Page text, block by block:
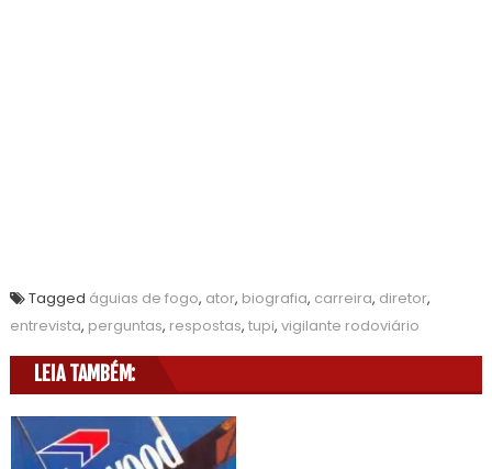
Tagged águias de fogo, ator, biografia, carreira, diretor,
entrevista, perguntas, respostas, tupi, vigilante rodoviário
LEIA TAMBÉM: